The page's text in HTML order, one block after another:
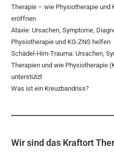
Therapie – wie Physiotherapie und
eröffnen
Ataxie: Ursachen, Symptome,
Physiotherapie und KG-ZNS helfen
Schädel-Hirn-Trauma: Ursachen,
Therapien und wie Physiotherapie
unterstützt
Was ist ein Kreuzbandriss?
Wir sind das Kraftort